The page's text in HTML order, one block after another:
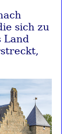
sich zu
Land